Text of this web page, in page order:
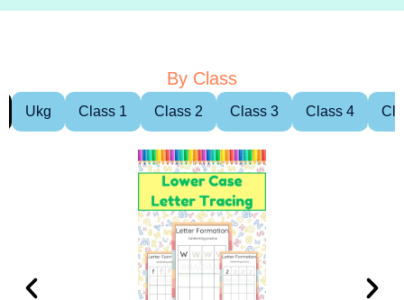
By Class
Ukg Class 1 Class 2 Class 3 Class 4